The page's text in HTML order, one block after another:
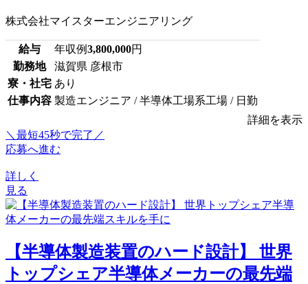
株式会社マイスターエンジニアリング
給与 年収例3,800,000円
勤務地
滋賀県 彦根市
寮・社宅 あり
仕事内容 製造エンジニア / 半導体工場系工場 / 日勤
詳細を表示
＼最短45秒で完了／
応募へ進む
詳しく
見る
【半導体製造装置のハード設計】 世界
トップシェア半導体メーカーの最先端